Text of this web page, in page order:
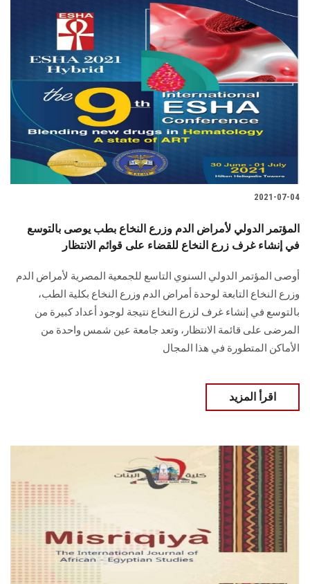
2021-07-04
المؤتمر الدولي لأمراض الدم وزرع النخاع بطب يوصى بالتوسع
في إنشاء غرف زرع النخاع للقضاء على قوائم الانتظار
أوصى المؤتمر الدولي السنوي التاسع للجمعية المصرية لأمراض الدم
وزرع النخاع التابعة لوحدة أمراض الدم وزرع النخاع بكلية الطب،
بالتوسع في إنشاء غرف لزرع النخاع نتيجة لوجود أعداد كبيرة من
المرضى على قائمة الانتظار، وتعد جامعة عين شمس واحدة من
الأماكن المتطورة في هذا المجال
اقرأ المزيد